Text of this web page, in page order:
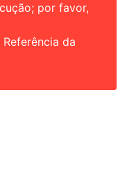
por favor,
da